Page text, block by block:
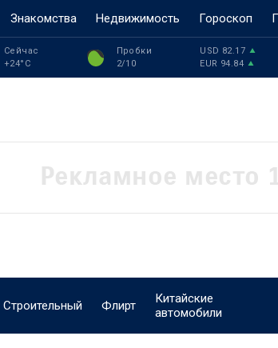
Знакомства Недвижимость Гороскоп
Сейчас
+24°C
Пробки
2/10
USD 82.17
EUR 94.84
Строительный Флирт
Китайские
автомобили